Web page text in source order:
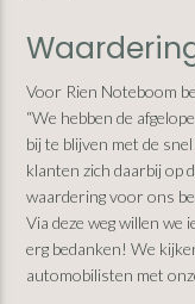
Voor Rien Noteboom
“We hebben de
bij te blijven met de
klanten zich daarbij op
waardering voor ons
Via deze weg willen we
erg bedanken! We
automobilisten met